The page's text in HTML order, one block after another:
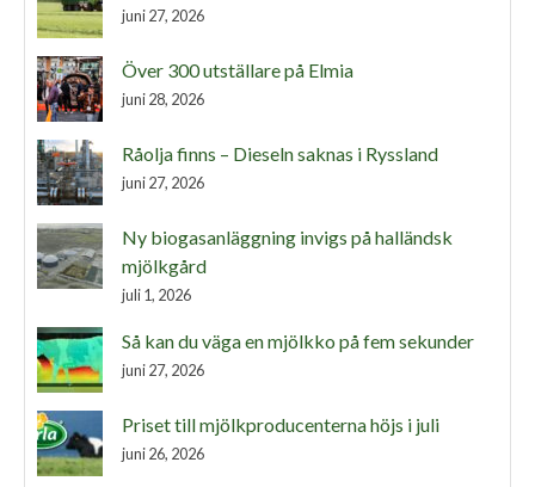
juni 27, 2026
Över 300 utställare på Elmia
juni 28, 2026
Råolja finns – Dieseln saknas i Ryssland
juni 27, 2026
Ny biogasanläggning invigs på halländsk
mjölkgård
juli 1, 2026
Så kan du väga en mjölkko på fem sekunder
juni 27, 2026
Priset till mjölkproducenterna höjs i juli
juni 26, 2026